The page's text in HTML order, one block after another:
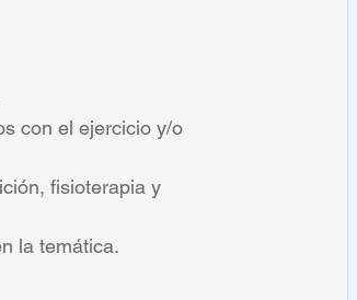
con el ejercicio y/o
fisioterapia y
la temática.